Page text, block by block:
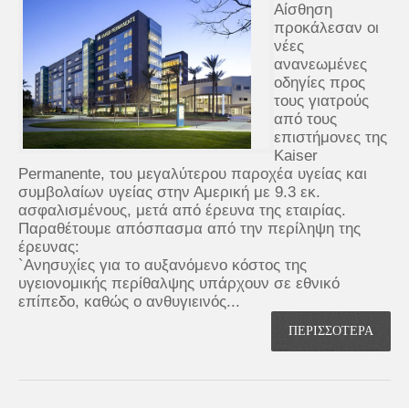
Αίσθηση
προκάλεσαν οι
νέες
ανανεωμένες
οδηγίες προς
τους γιατρούς
από τους
επιστήμονες της
Kaiser
Permanente, του μεγαλύτερου παροχέα υγείας και
συμβολαίων υγείας στην Αμερική με 9.3 εκ.
ασφαλισμένους, μετά από έρευνα της εταιρίας.
Παραθέτουμε απόσπασμα από την περίληψη της
έρευνας:
`Ανησυχίες για το αυξανόμενο κόστος της
υγειονομικής περίθαλψης υπάρχουν σε εθνικό
επίπεδο, καθώς ο ανθυγιεινός...
ΠΕΡΙΣΣΟΤΕΡΑ